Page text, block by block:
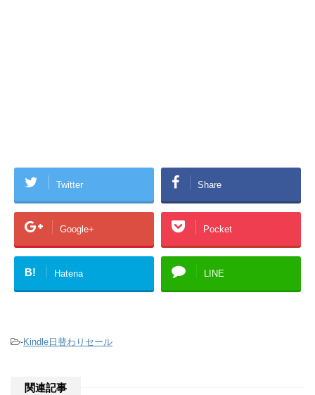
Twitter Share
Google+ Pocket
B! Hatena LINE
-Kindle日替わりセール
関連記事